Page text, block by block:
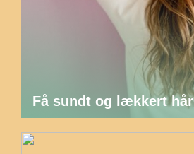
Få sundt og lækkert hår